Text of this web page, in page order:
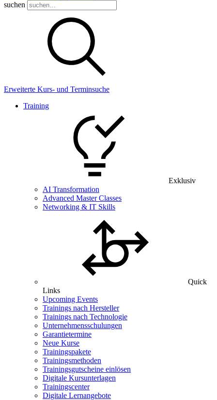
suchen
Erweiterte Kurs- und Terminsuche
Training
Exklusiv
AI Transformation
Advanced Master Classes
Networking & IT Skills
Quick
Links
Upcoming Events
Trainings nach Hersteller
Trainings nach Technologie
Unternehmensschulungen
Garantietermine
Neue Kurse
Trainingspakete
Trainingsmethoden
Trainingsgutscheine einlösen
Digitale Kursunterlagen
Trainingscenter
Digitale Lernangebote